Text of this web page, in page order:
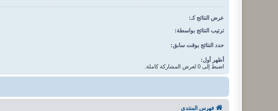
عرض النتائج كـ:
ترتيب النتائج بواسطة:
حدد النتائج بوقت سابق:
أظهر أول:
اضبط إلى 0 لعرض المشاركة كاملة.
فهرس المنتدى